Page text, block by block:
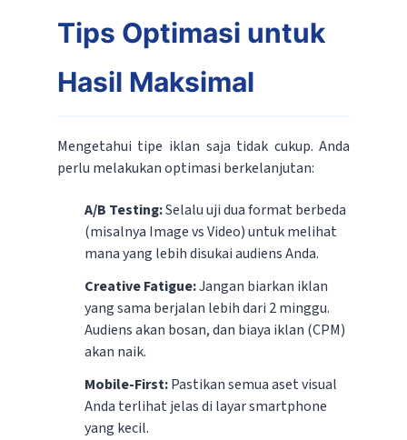
Tips Optimasi untuk
Hasil Maksimal
Mengetahui tipe iklan saja tidak cukup. Anda
perlu melakukan optimasi berkelanjutan:
A/B Testing:Selalu uji dua format berbeda
(misalnya Image vs Video) untuk melihat
mana yang lebih disukai audiens Anda.
Creative Fatigue:Jangan biarkan iklan
yang sama berjalan lebih dari 2 minggu.
Audiens akan bosan, dan biaya iklan (CPM)
akan naik.
Mobile-First:Pastikan semua aset visual
Anda terlihat jelas di layar smartphone
yang kecil.